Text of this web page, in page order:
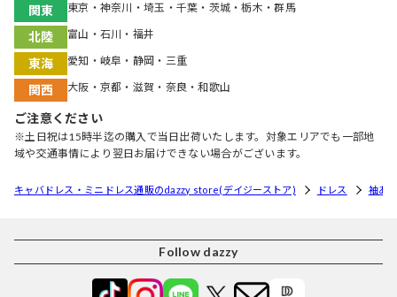
関東 東京・神奈川・埼玉・千葉・茨城・栃木・群馬
北陸 富山・石川・福井
東海 愛知・岐阜・静岡・三重
関西 大阪・京都・滋賀・奈良・和歌山
ご注意ください
※土日祝は15時半迄の購入で当日出荷いたします。対象エリアでも一部地
域や交通事情により翌日お届けできない場合がございます。
キャバドレス・ミニドレス通販のdazzy store(デイジーストア) ドレス 袖あ
Follow dazzy